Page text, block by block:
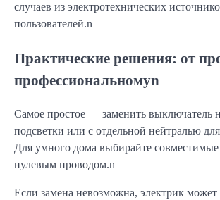
случаев из электротехнических
пользователей.n
Практические решения: от
профессиональномуn
Самое простое — заменить выключатель
подсветки или с отдельной нейтралью
Для умного дома выбирайте
нулевым проводом.n
Если замена невозможна, электрик может